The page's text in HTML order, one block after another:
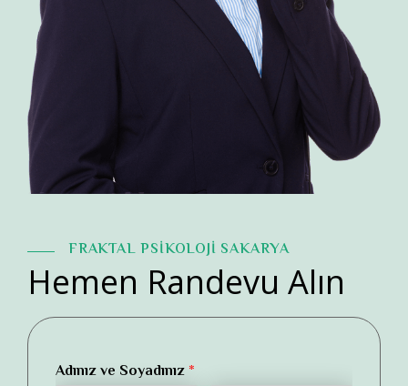
FRAKTAL PSİKOLOJİ SAKARYA
Hemen Randevu Alın
Adınız ve Soyadınız *